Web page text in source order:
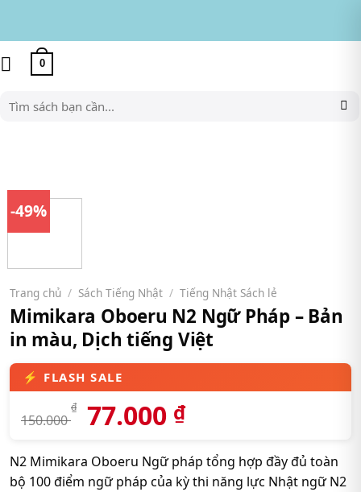
content
0
Tìm
kiếm:
-49%
Trang chủ / Sách Tiếng Nhật / Tiếng Nhật Sách lẻ
Mimikara Oboeru N2 Ngữ Pháp – Bản
in màu, Dịch tiếng Việt
150.000
₫ 77.000 ₫
N2 Mimikara Oboeru Ngữ pháp tổng hợp đầy đủ toàn
bộ 100 điểm ngữ pháp của kỳ thi năng lực Nhật ngữ N2